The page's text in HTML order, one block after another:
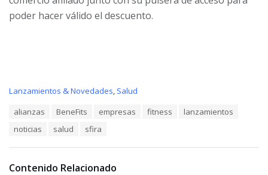
poder hacer válido el descuento.
C
i
Lanzamientos & Novedades, Salud
alianzas BeneFits empresas fitness
lanzamientos
noticias
salud sfira
Contenido Relacionado